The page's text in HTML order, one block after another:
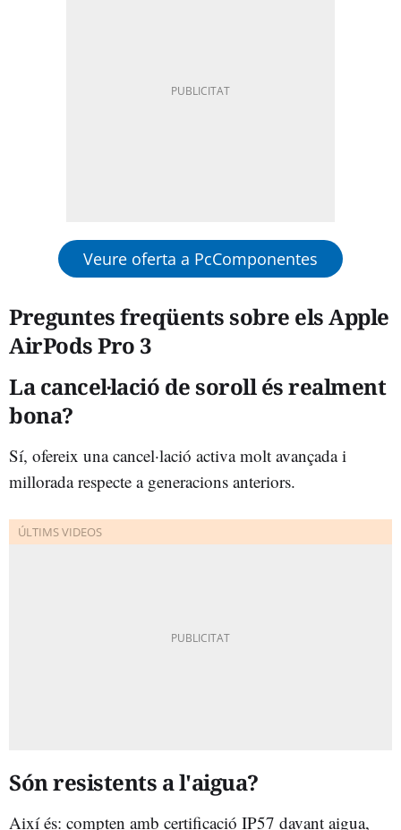
Veure oferta a PcComponentes
Preguntes freqüents sobre els Apple
AirPods Pro 3
La cancel·lació de soroll és realment
bona?
Sí, ofereix una cancel·lació activa molt avançada i
millorada respecte a generacions anteriors.
Són resistents a l'aigua?
Així és: compten amb certificació IP57 davant aigua,